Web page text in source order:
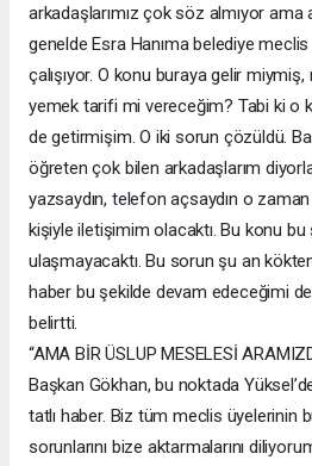
arkadaşlarımız çok söz almıyor ama
genelde Esra Hanıma belediye
çalışıyor. O konu buraya gelir
yemek tarifi mi vereceğim? Tabi ki o
de getirmişim. O iki sorun çözüldü.
öğreten çok bilen arkadaşlarım
yazsaydın, telefon açsaydın o
kişiyle iletişimim olacaktı. Bu konu
ulaşmayacaktı. Bu sorun şu an
haber bu şekilde devam edeceğimi
belirtti.
“AMA BİR ÜSLUP MESELESİ
Başkan Gökhan, bu noktada
tatlı haber. Biz tüm meclis üyelerinin
sorunlarını bize aktarmalarını